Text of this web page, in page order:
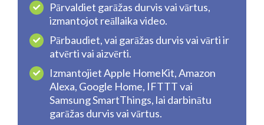
Pārvaldiet garāžas durvis vai vārtus,
izmantojot reāllaika video.
Pārbaudiet, vai garāžas durvis vai vārti ir
atvērti vai aizvērti.
Izmantojiet Apple HomeKit, Amazon
Alexa, Google Home, IFTTT vai
Samsung SmartThings, lai darbinātu
garāžas durvis vai vārtus.